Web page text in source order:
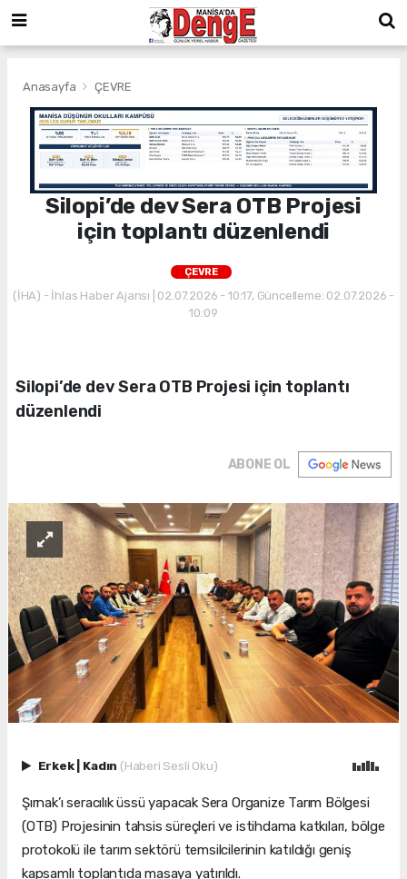
Anasayfa ÇEVRE
Silopi’de dev Sera OTB Projesi
için toplantı düzenlendi
ÇEVRE
(İHA) - İhlas Haber Ajansı | 02.07.2026 - 10:17, Güncelleme: 02.07.2026 -
10:09
Silopi’de dev Sera OTB Projesi için toplantı
düzenlendi
ABONE OL
Erkek Kadın (Haberi Sesli Oku)
Şırnak’ı seracılık üssü yapacak Sera Organize Tarım Bölgesi
(OTB) Projesinin tahsis süreçleri ve istihdama katkıları, bölge
protokolü ile tarım sektörü temsilcilerinin katıldığı geniş
kapsamlı toplantıda masaya yatırıldı.